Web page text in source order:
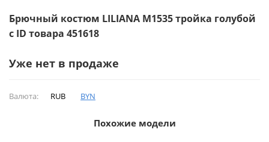
Брючный костюм LILIANA М1535 тройка голубой
с ID товара 451618
Уже нет в продаже
Валюта: RUB BYN
Похожие модели